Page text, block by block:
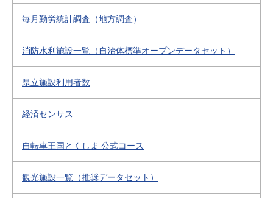
毎月勤労統計調査（地方調査）
消防水利施設一覧（自治体標準オープンデータセット）
県立施設利用者数
経済センサス
自転車王国とくしま 公式コース
観光施設一覧（推奨データセット）